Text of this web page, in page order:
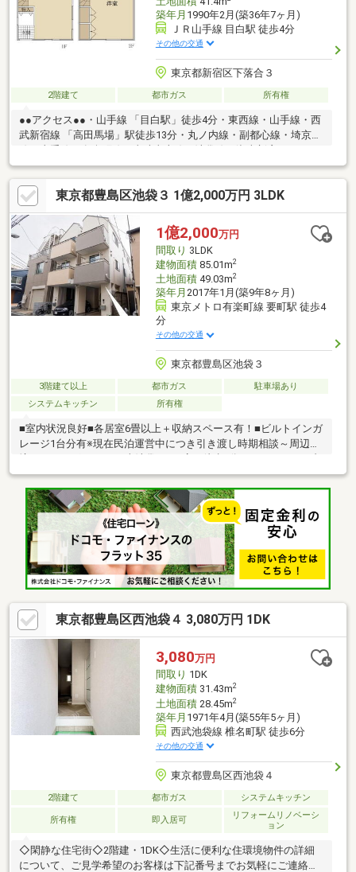
築年月 1990年2月(築36年7ヶ月)
ＪＲ山手線 目白駅 徒歩4分
その他の交通
東京都新宿区下落合３
2階建て 都市ガス 所有権
●●アクセス●●・山手線 「目白駅」徒歩4分・東西線・山手線・西
武新宿線 「高田馬場」駅徒歩13分・丸ノ内線・副都心線・埼京
「池袋駅」徒歩14分・副都心線 「雑司ヶ谷」駅徒歩13分●●物件
概要●●土地面積:41.40㎡(セットバック面積2.92㎡を含む。)建物面
積:47.72㎡構造:木造2階建
東京都豊島区池袋３ 1億2,000万円 3LDK
1億2,000万円
間取り 3LDK
建物面積85.01m2
土地面積49.03m2
築年月 2017年1月(築9年8ヶ月)
東京メトロ有楽町線 要町駅 徒歩4
分
その他の交通
東京都豊島区池袋３
3階建て以上 都市ガス
駐車場あり
システムキッチン
所有権
■室内状況良好■各居室6畳以上＋収納スペース有！■ビルトインガ
レージ1台分有※現在民泊運営中につき引き渡し時期相談～周辺環
ンイレブン 池袋３丁目店 徒歩3分（203m）・どらっぐぱぱす 要
町駅前店 徒歩7分（508m）・豊島区立池袋小学校 徒歩11分
（849m）・関野病院 徒歩6分（459m）
東京都豊島区西池袋４ 3,080万円 1DK
3,080万円
間取り 1DK
建物面積31.43m2
土地面積28.45m2
築年月 1971年4月(築55年5ヶ月)
西武池袋線 椎名町駅 徒歩6分
その他の交通
東京都豊島区西池袋４
2階建て 都市ガス システムキッチン
所有権 即入居可
リフォームリノベーシ
ョン
◇閑静な住宅街◇2階建・1DK◇生活に便利な住環境物件の詳細
について、ご見学希望のお客様は下記番号までお気軽にご連絡下